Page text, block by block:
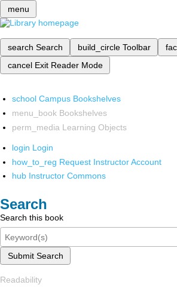
menu
search Search build_circle Toolbar
cancel Exit Reader Mode
school Campus Bookshelves
menu_book Bookshelves
perm_media Learning Objects
login Login
how_to_reg Request Instructor Account
hub Instructor Commons
Search
Search this book
Submit Search
Readability